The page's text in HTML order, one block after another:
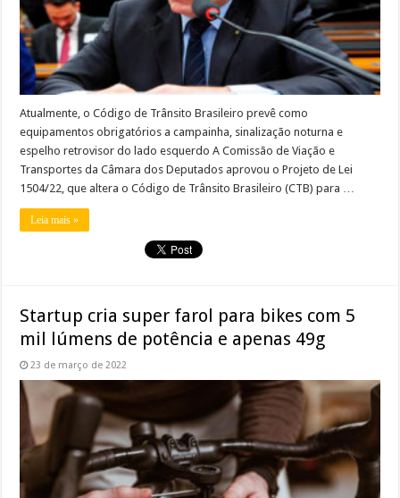
Atualmente, o Código de Trânsito Brasileiro prevê como
equipamentos obrigatórios a campainha, sinalização noturna e
espelho retrovisor do lado esquerdo A Comissão de Viação e
Transportes da Câmara dos Deputados aprovou o Projeto de Lei
1504/22, que altera o Código de Trânsito Brasileiro (CTB) para …
Leia mais »
Startup cria super farol para bikes com 5
mil lúmens de potência e apenas 49g
23 de março de 2022